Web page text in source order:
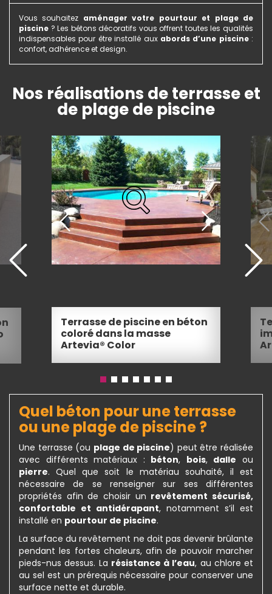
Vous souhaitez aménager votre pourtour et plage de
piscine ? Les bétons décoratifs vous offrent toutes les qualités
indispensables pour être installé aux abords d’une piscine:
confort, adhérence et design.
Nos réalisations de terrasse et
de plage de piscine
Terrasse de piscine en béton
coloré dans la masse
Artevia® Color
Quel béton pour une terrasse
ou une plage de piscine ?
Une terrasse (ou plage de piscine) peut être réalisée
avec différents matériaux : béton, bois, dalle ou
pierre. Quel que soit le matériau souhaité, il est
nécessaire de se renseigner sur ses différentes
propriétés afin de choisir un revêtement sécurisé,
confortable et antidérapant, notamment s’il est
installé en pourtour de piscine.
La surface du revêtement ne doit pas devenir brûlante
pendant les fortes chaleurs, afin de pouvoir marcher
pieds-nus dessus. La résistance à l’eau, au chlore et
au sel est un prérequis nécessaire pour conserver une
surface nette et durable.